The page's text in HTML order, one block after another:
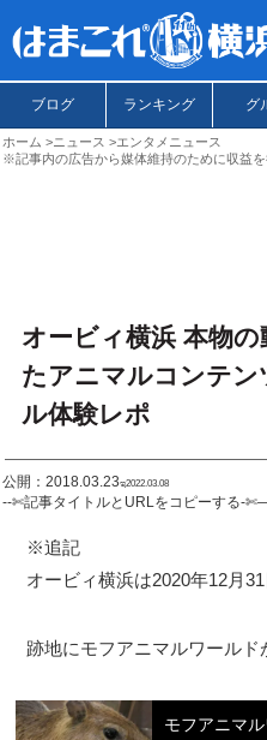
ブログ ランキング グ
ホーム ニュース
エンタメニュース
※記事内の広告から媒体維持のために収益
オービィ横浜 本物
たアニマルコンテン
ル体験レポ
公開：2018.03.23ಇ2022.03.08
--✄記事タイトルとURLをコピーする-
※追記
オービィ横浜は2020年12月31
跡地にモフアニマルワールド
モフアニマ